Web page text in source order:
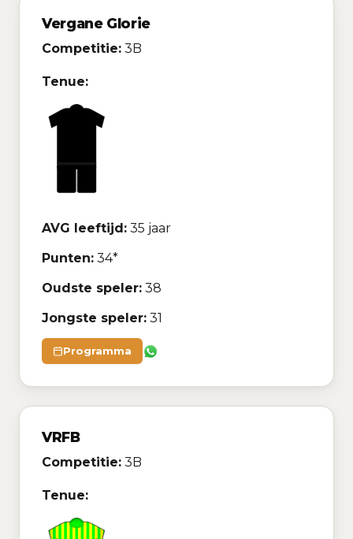
Vergane Glorie
Competitie: 3B
Tenue:
AVG leeftijd: 35 jaar
Punten: 34*
Oudste speler: 38
Jongste speler: 31
Programma
VRFB
Competitie: 3B
Tenue: